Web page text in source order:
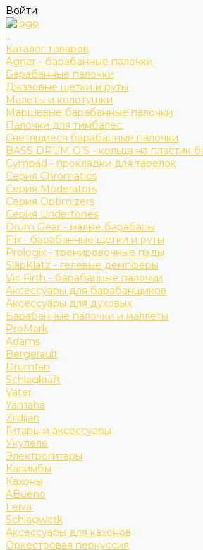
Войти
...
Каталог товаров
Agner - барабанные палочки
Барабанные палочки
Джазовые щетки и руты
Малеты и колотушки
Маршевые барабанные палочки
Палочки для тимбалес
Светящиеся барабанные палочки
BASS DRUM O’S - кольца на пластик
Cympad - прокладки для тарелок
Серия Chromatics
Серия Moderators
Серия Optimizers
Серия Undertones
Drum Gear - малые барабаны
Flix - барабанные щетки и руты
Prologix - тренировочные пэды
SlapKlatz - гелевые демпферы
Vic Firth - барабанные палочки
Аксессуары для барабанщиков
Аксессуары для духовых
Барабанные палочки и маллеты
ProMark
Adams
Bergerault
Drumfan
Schlagkraft
Vater
Yamaha
Zildjian
Гитары и аксессуары
Укулеле
Электрогитары
Калимбы
Кахоны
ABueno
Leiva
Schlagwerk
Аксессуары для кахонов
Оркестровая перкуссия